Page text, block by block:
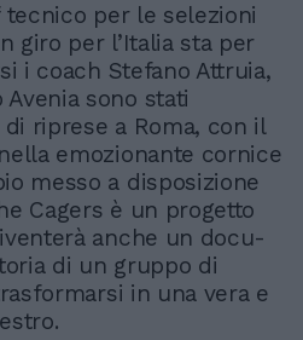
per le selezioni
giro per l’Italia sta per
i coach Stefano Attruia,
sono stati
riprese a Roma, con il
emozionante cornice
messo a disposizione
Cagers è un progetto
anche un docu-
di un gruppo di
in una vera e